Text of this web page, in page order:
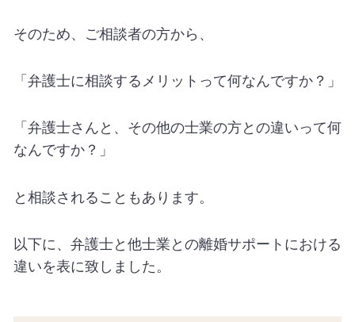
そのため、ご相談者の方から、
「弁護士に相談するメリットって何なんですか？」
「弁護士さんと、その他の士業の方との違いって何
なんですか？」
と相談されることもあります。
以下に、弁護士と他士業との離婚サポートにおける
違いを表に致しました。